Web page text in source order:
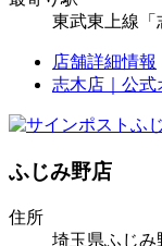
東武東上線「
店舗詳細情報
志木店｜公式
ふじみ野店
住所
埼玉県ふじみ